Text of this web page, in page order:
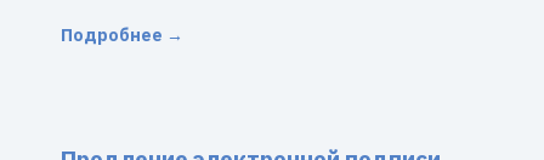
Подробнее →